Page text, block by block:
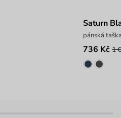
Saturn
pánská
736 Kč 1